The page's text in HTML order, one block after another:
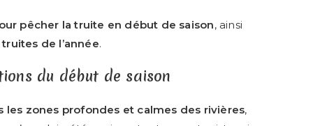
pêcher la truite en début de saison, ainsi
de l’année.
du début de saison
les zones profondes et calmes des rivières,